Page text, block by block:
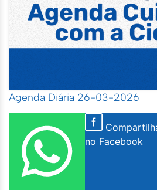
Agenda Diária 26-03-2026
no Facebook